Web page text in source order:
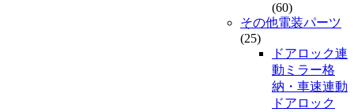
(60)
その他電装パーツ
(25)
ドアロック連
動ミラー格
納・車速連動
ドアロック